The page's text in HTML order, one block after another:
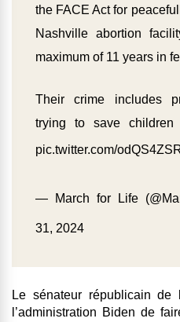
the FACE Act for
Nashville abortion
maximum of 11 years in
Their crime includes
trying to save children
pic.twitter.com/
— March for Life
31, 2024
Le sénateur républicain de
l’administration Biden de